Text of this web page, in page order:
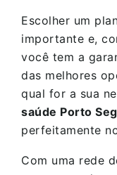
Escolher um
importante e,
você tem a
das melhores
qual for a sua
saúde Porto
perfeitamente
Com uma rede